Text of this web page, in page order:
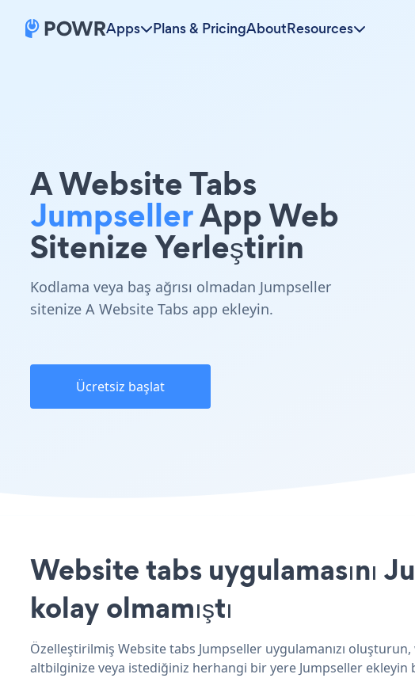
Apps Plans & PricingAboutResources
A Website Tabs
JumpsellerApp Web
Sitenize Yerleştirin
Kodlama veya baş ağrısı olmadan Jumpseller
sitenize A Website Tabs app ekleyin.
Ücretsiz başlat
Website tabs uygulamasını
kolay olmamıştı
Özelleştirilmiş Website tabs Jumpseller uygulamanızı
altbilginize veya istediğiniz herhangi bir yere Jumpseller ekleyin